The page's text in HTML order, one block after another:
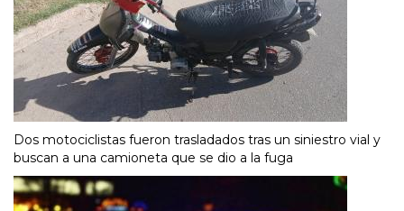
Dos motociclistas fueron trasladados tras un siniestro vial y
buscan a una camioneta que se dio a la fuga